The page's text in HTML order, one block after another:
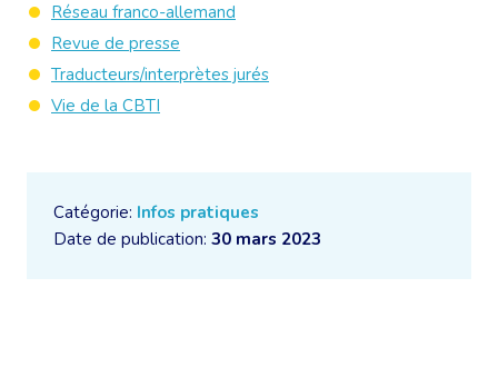
Catégorie: Infos pratiques
Date de publication: 30 mars 2023
Réseau franco-allemand
Revue de presse
Traducteurs/interprètes jurés
Vie de la CBTI